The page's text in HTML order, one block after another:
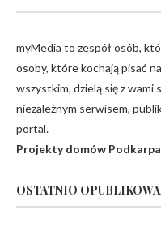
myMedia to zespół osób,
osoby, które kochają pisać
wszystkim, dzielą się z wami
niezależnym serwisem,
portal.
Projekty domów
OSTATNIO